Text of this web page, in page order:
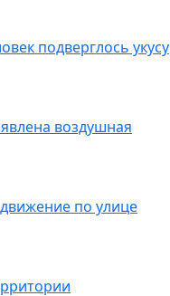
подверглось укусу
воздушная
по улице